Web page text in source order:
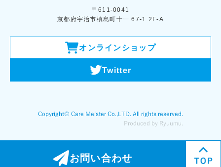
〒611-0041
京都府宇治市槙島町十一 67-1 2F-A
オンラインショップ
Twitter
お問い合わせ